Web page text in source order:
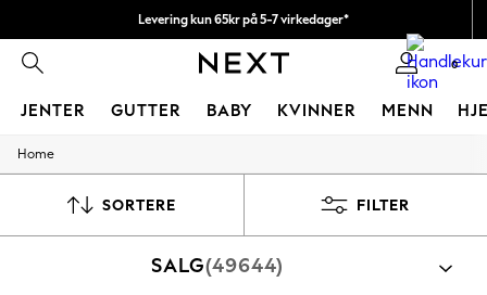
Levering kun 65kr på 5-7 virkedager*
Vi betaler alle tollavgifter 0
JENTER GUTTER BABY KVINNER MENN
GIRLS
50 - 92cm
140 - 174cm
Home
SORTERE FILTER
SALG(49644)